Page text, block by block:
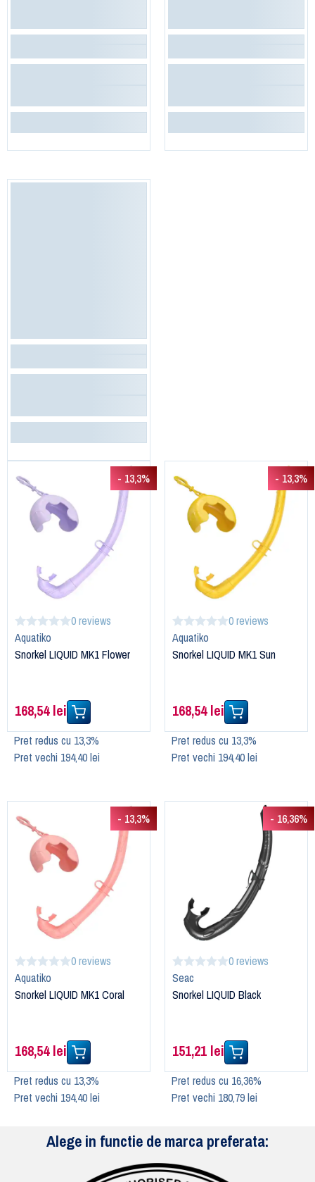
- 13,3%
0 reviews
Aquatiko
Snorkel LIQUID MK1 Flower
168,54 lei
Pret redus cu 13,3%
Pret vechi 194,40 lei
- 13,3%
0 reviews
Aquatiko
Snorkel LIQUID MK1 Sun
168,54 lei
Pret redus cu 13,3%
Pret vechi 194,40 lei
- 13,3%
0 reviews
Aquatiko
Snorkel LIQUID MK1 Coral
168,54 lei
Pret redus cu 13,3%
Pret vechi 194,40 lei
- 16,36%
0 reviews
Seac
Snorkel LIQUID Black
151,21 lei
Pret redus cu 16,36%
Pret vechi 180,79 lei
Alege in functie de marca preferata: